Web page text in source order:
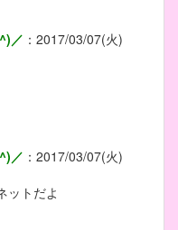
／ ： 2017/03/07(火)
／ ： 2017/03/07(火)
ットだよ